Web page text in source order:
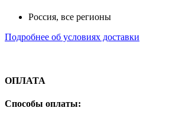
Россия, все регионы
Подробнее об условиях доставки
ОПЛАТА
Способы оплаты: